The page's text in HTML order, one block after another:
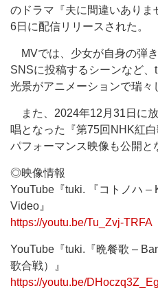
のドラマ『夫に間違いありま
6日に配信リリースされた。
MVでは、少女が自身の弾
SNSに投稿するシーンなど
光景がアニメーションで瑞々
また、2024年12月31日に
唱となった『第75回NHK紅
パフォーマンス映像も公開と
◎映像情報
YouTube『tuki. 『コトノハ –
Video』
https://youtu.be/Tu_Zvj-TRFA
YouTube『tuki.『晩餐歌 –
歌合戦）』
https://youtu.be/DHoczq3Z_Eg